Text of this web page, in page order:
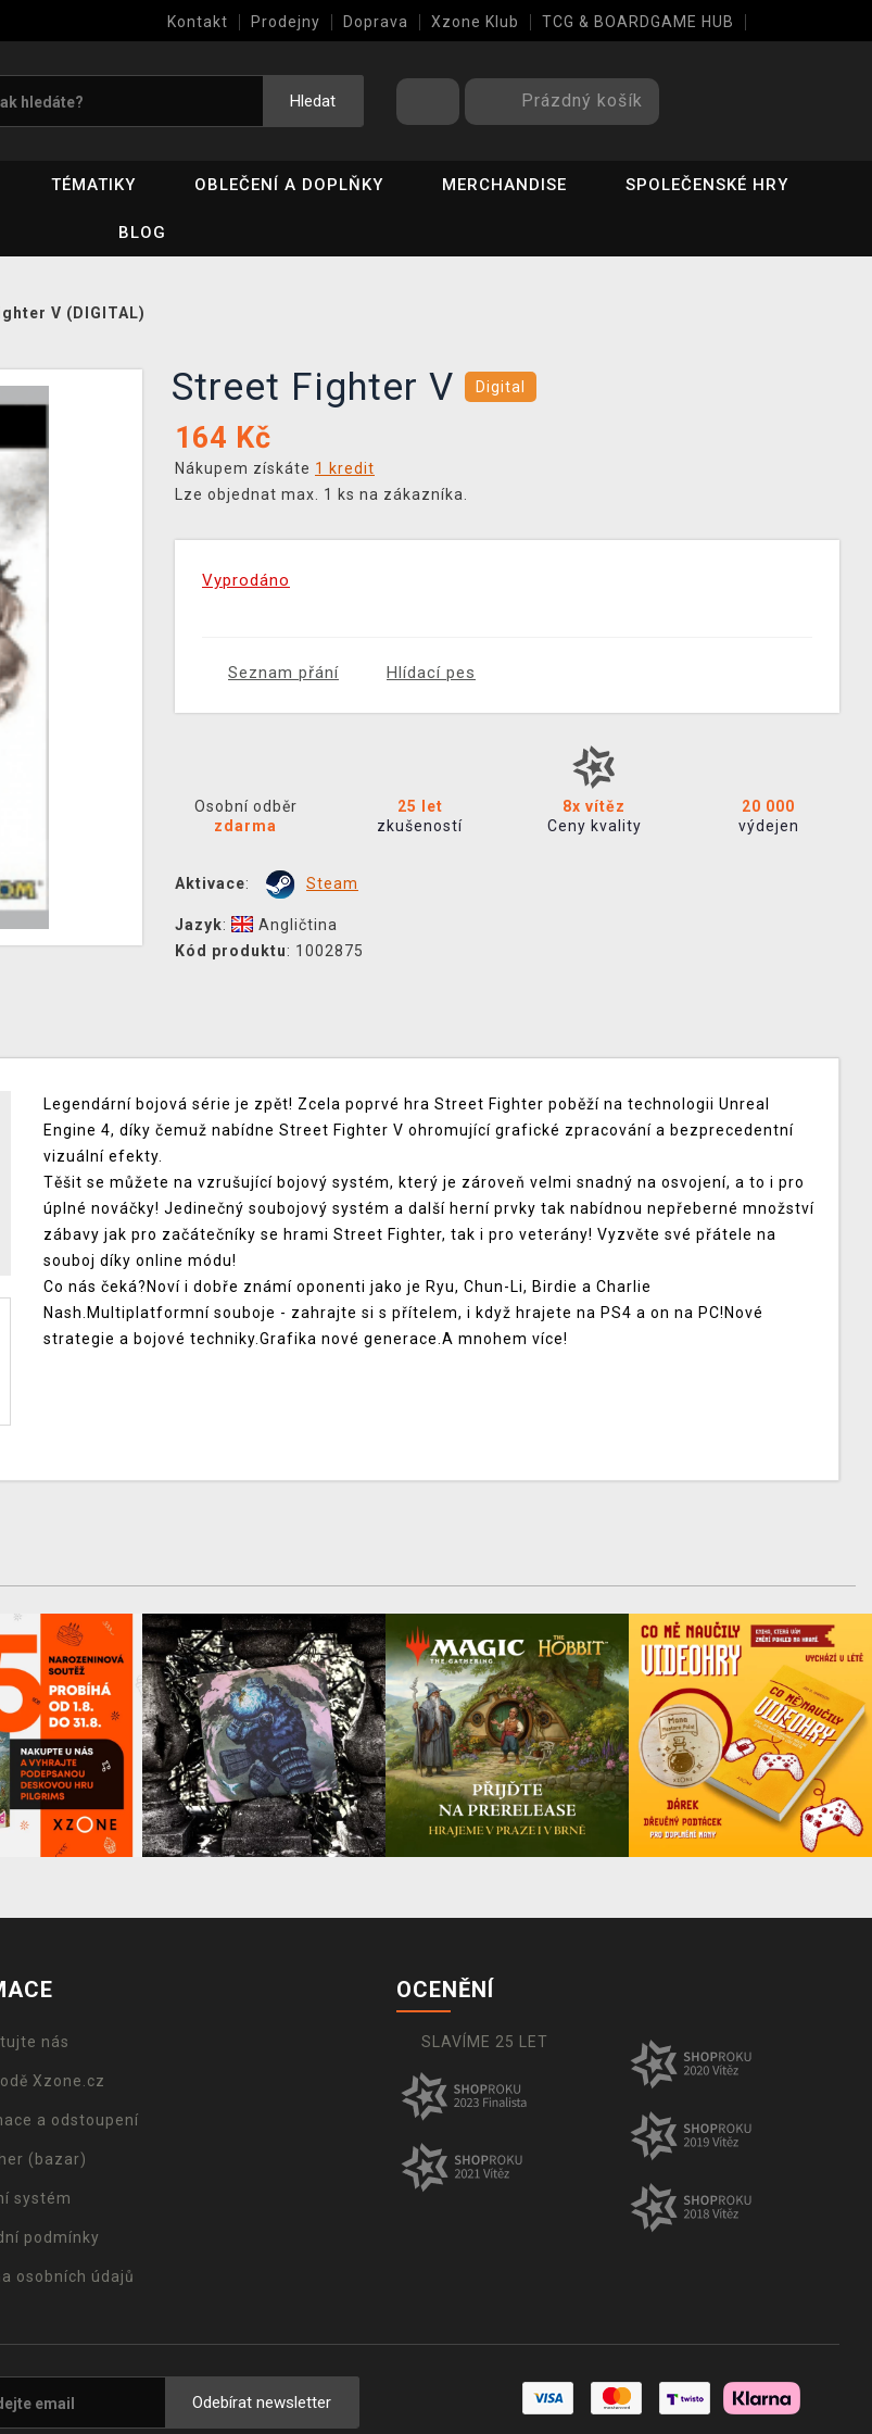
Kontakt Prodejny Doprava Xzone Klub TCG & BOARDGAME HUB
Hledat Prázdný košík
TÉMATIKY OBLEČENÍ A DOPLŇKY MERCHANDISE SPOLEČENSKÉ HRY
BLOG
V (DIGITAL)
Street Fighter V Digital
164 Kč
Nákupem získáte 1 kredit
Lze objednat max. 1 ks na zákazníka.
Vyprodáno
Seznam přání Hlídací pes
Osobní odběr
zdarma
25 let
zkušeností
8x vítěz
Ceny kvality
20 000
výdejen
Aktivace: Steam
Jazyk:
Angličtina
Kód produktu: 1002875
Legendární bojová série je zpět! Zcela poprvé hra Street Fighter poběží na technologii Unreal
Engine 4, díky čemuž nabídne Street Fighter V ohromující grafické zpracování a bezprecedentní
vizuální efekty.
Těšit se můžete na vzrušující bojový systém, který je zároveň velmi snadný na osvojení, a to i pro
úplné nováčky! Jedinečný soubojový systém a další herní prvky tak nabídnou nepřeberné množství
zábavy jak pro začátečníky se hrami Street Fighter, tak i pro veterány! Vyzvěte své přátele na
souboj díky online módu!
Co nás čeká?Noví i dobře známí oponenti jako je Ryu, Chun-Li, Birdie a Charlie
Nash.Multiplatformní souboje - zahrajte si s přítelem, i když hrajete na PS4 a on na PC!Nové
strategie a bojové techniky.Grafika nové generace.A mnohem více!
nás
Xzone.cz
a odstoupení
(bazar)
systém
podmínky
osobních údajů
OCENĚNÍ
SLAVÍME 25 LET
Odebírat newsletter